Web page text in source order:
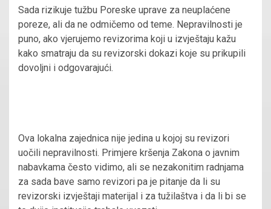
Sada rizikuje tužbu Poreske uprave za neuplaćene
poreze, ali da ne odmičemo od teme. Nepravilnosti je
puno, ako vjerujemo revizorima koji u izvještaju kažu
kako smatraju da su revizorski dokazi koje su prikupili
dovoljni i odgovarajući.
Ova lokalna zajednica nije jedina u kojoj su revizori
uočili nepravilnosti. Primjere kršenja Zakona o javnim
nabavkama često vidimo, ali se nezakonitim radnjama
za sada bave samo revizori pa je pitanje da li su
revizorski izvještaji materijal i za tužilaštva i da li bi se